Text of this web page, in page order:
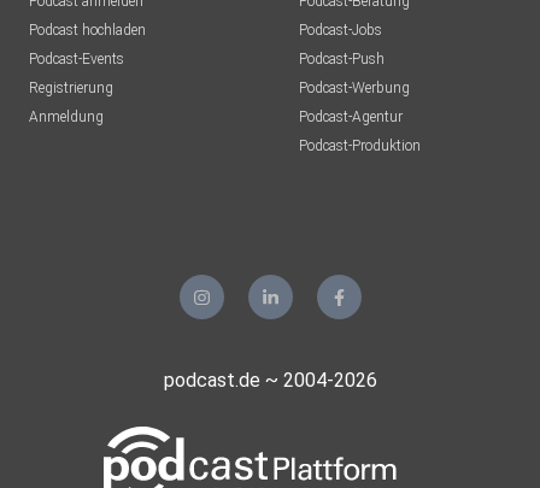
Podcast hochladen
Podcast-Events
Registrierung
Anmeldung
Podcast-Jobs
Podcast-Push
Podcast-Werbung
Podcast-Agentur
Podcast-Produktion
podcast.de ~ 2004-2026